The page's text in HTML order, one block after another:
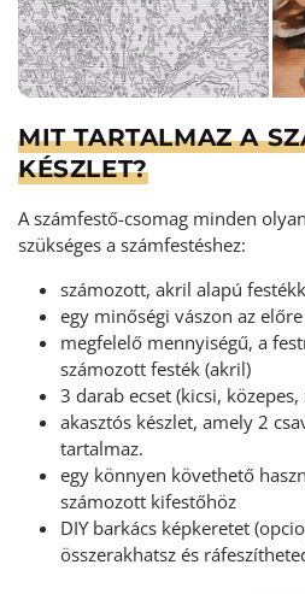
MIT TARTALMAZ A
KÉSZLET?
A számfestő-csomag minden
szükséges a számfestéshez:
számozott, akril alapú
egy minőségi vászon az
megfelelő mennyiségű, a
számozott festék (akril)
3 darab ecset (kicsi, közepes,
akasztós készlet, amely 2
tartalmaz.
egy könnyen követhető
számozott kifestőhöz
DIY barkács képkeretet
összerakhatsz és